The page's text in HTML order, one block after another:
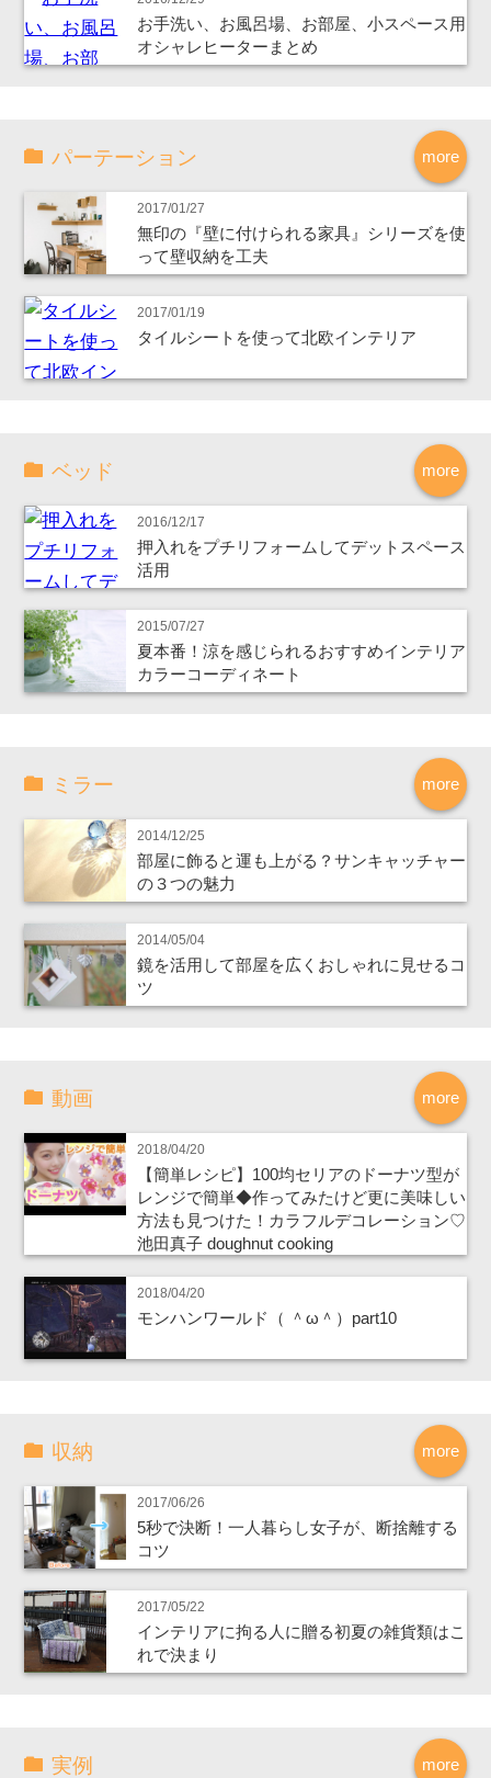
お手洗い、お風呂場、お部屋、小スペース用
オシャレヒーターまとめ
more
パーテーション
2017/01/27
無印の『壁に付けられる家具』シリーズを使
って壁収納を工夫
2017/01/19
タイルシートを使って北欧インテリア
more
ベッド
2016/12/17
押入れをプチリフォームしてデットスペース
活用
2015/07/27
夏本番！涼を感じられるおすすめインテリア
カラーコーディネート
more
ミラー
2014/12/25
部屋に飾ると運も上がる？サンキャッチャー
の３つの魅力
2014/05/04
鏡を活用して部屋を広くおしゃれに見せるコ
ツ
more
動画
2018/04/20
【簡単レシピ】100均セリアのドーナツ型が
レンジで簡単◆作ってみたけど更に美味しい
方法も見つけた！カラフルデコレーション♡
池田真子 doughnut cooking
2018/04/20
モンハンワールド（ ＾ω＾）part10
more
収納
2017/06/26
5秒で決断！一人暮らし女子が、断捨離する
コツ
2017/05/22
インテリアに拘る人に贈る初夏の雑貨類はこ
れで決まり
more
実例